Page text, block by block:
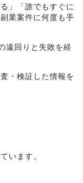
」「誰でもすぐに
業案件に何度も手
遠回りと失敗を経
・検証した情報を
います。